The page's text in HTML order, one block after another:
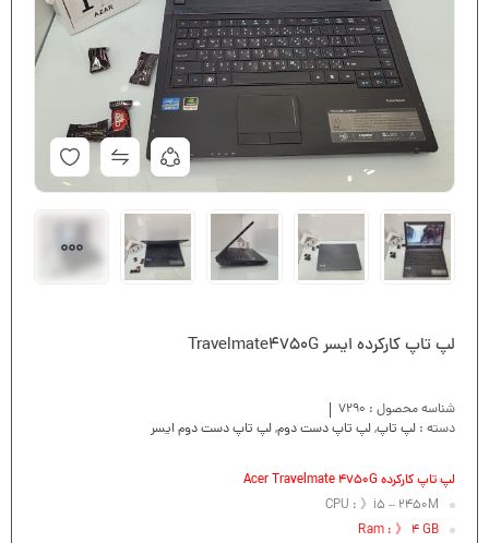
لپ تاپ کارکرده ایسر Travelmate4750G
شناسه محصول : 7290
دسته : لپ تاپ,لپ تاپ دست دوم,لپ تاپ دست دوم ایسر
لپ تاپ کارکرده Acer Travelmate 4750G
CPU : 》i5 – 2450M
Ram : 》 4 GB